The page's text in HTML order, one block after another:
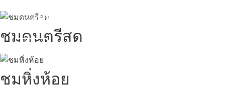
นับหิ่งห้อย ร้อยลำพู ดูพระจันทร์
ชมดนตรีสด
ชมหิ่งห้อย
"ตลาดน้ำอัมพวา"